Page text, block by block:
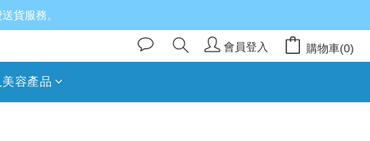
貨服務。
會員登入 購物車(0)
容產品